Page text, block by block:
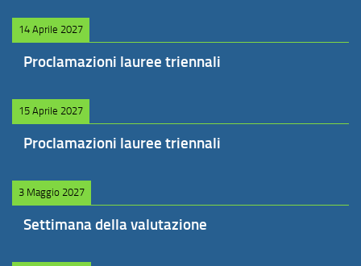
14 Aprile 2027
Proclamazioni lauree triennali
15 Aprile 2027
Proclamazioni lauree triennali
3 Maggio 2027
Settimana della valutazione